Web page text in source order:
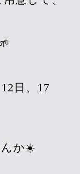
日、17
んか☀️